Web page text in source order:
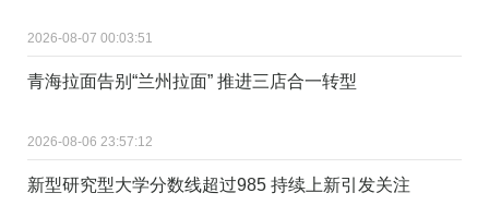
2026-08-07 00:03:51
青海拉面告别“兰州拉面” 推进三店合一转型
2026-08-06 23:57:12
新型研究型大学分数线超过985 持续上新引发关注